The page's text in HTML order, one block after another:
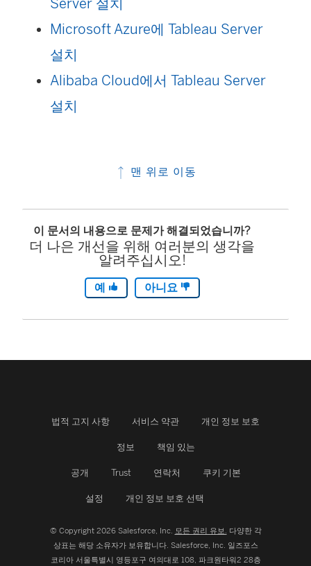
Server 설치
Microsoft Azure에 Tableau Server
설치
Alibaba Cloud에서 Tableau Server
설치
맨 위로 이동
이 문서의 내용으로 문제가 해결되었습니까?
더 나은 개선을 위해 여러분의 생각을
알려주십시오!
예 아니요
법적 고지 사항 서비스 약관 개인 정보 보호
정보 책임 있는
공개 Trust 연락처 쿠키 기본
설정 개인 정보 보호 선택
© Copyright 2026 Salesforce, Inc. 모든 권리 유보. 다양한 각
상표는 해당 소유자가 보유합니다. Salesforce, Inc. 일즈포스
코리아 서울특별시 영등포구 여의대로 108, 파크원타워2 28층